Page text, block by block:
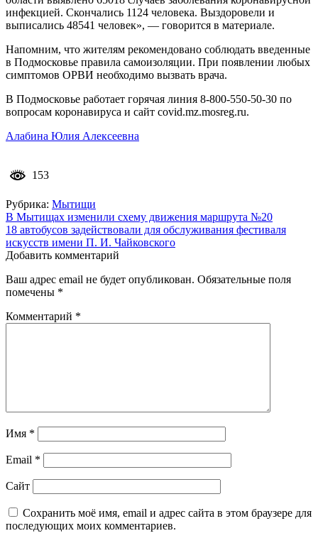
инфекцией. Скончались 1124 человека. Выздоровели и
выписались 48541 человек», — говорится в материале.
Напомним, что жителям рекомендовано соблюдать введенные
в Подмосковье правила самоизоляции. При появлении любых
симптомов ОРВИ необходимо вызвать врача.
В Подмосковье работает горячая линия 8-800-550-50-30 по
вопросам коронавируса и сайт covid.mz.mosreg.ru.
Алабина Юлия Алексеевна
153
Рубрика: Мытищи
Навигация
по
записям
В Мытищах изменили схему движения маршрута №20
18 автобусов задействовали для обслуживания фестиваля
искусств имени П. И. Чайковского
Добавить комментарий
Ваш адрес email не будет опубликован. Обязательные поля
помечены *
Комментарий *
Имя *
Email *
Сайт
Сохранить моё имя, email и адрес сайта в этом браузере для
последующих моих комментариев.